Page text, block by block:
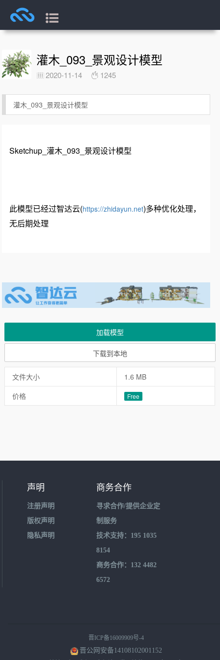
灌木_093_景观设计模型
2020-11-14 1245
灌木_093_景观设计模型
Sketchup_灌木_093_景观设计模型
此模型已经过智达云(https://zhidayun.net)多种优化处理，
无后期处理
加载模型
下载到本地
文件大小
1.6 MB
价格
Free
声明
注册声明
版权声明
隐私声明
商务合作
寻求合作/提供企业定
制服务
技术支持：195 1035
8154
商务合作：132 4482
6572
晋ICP备16009909号-4
晋公网安备14108102001152